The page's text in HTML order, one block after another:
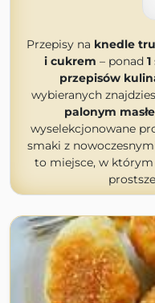
Przepisy na knedle
i cukrem – ponad 1
przepisów
wybieranych
palonym
wyselekcjonowane
smaki z
to miejsce, w